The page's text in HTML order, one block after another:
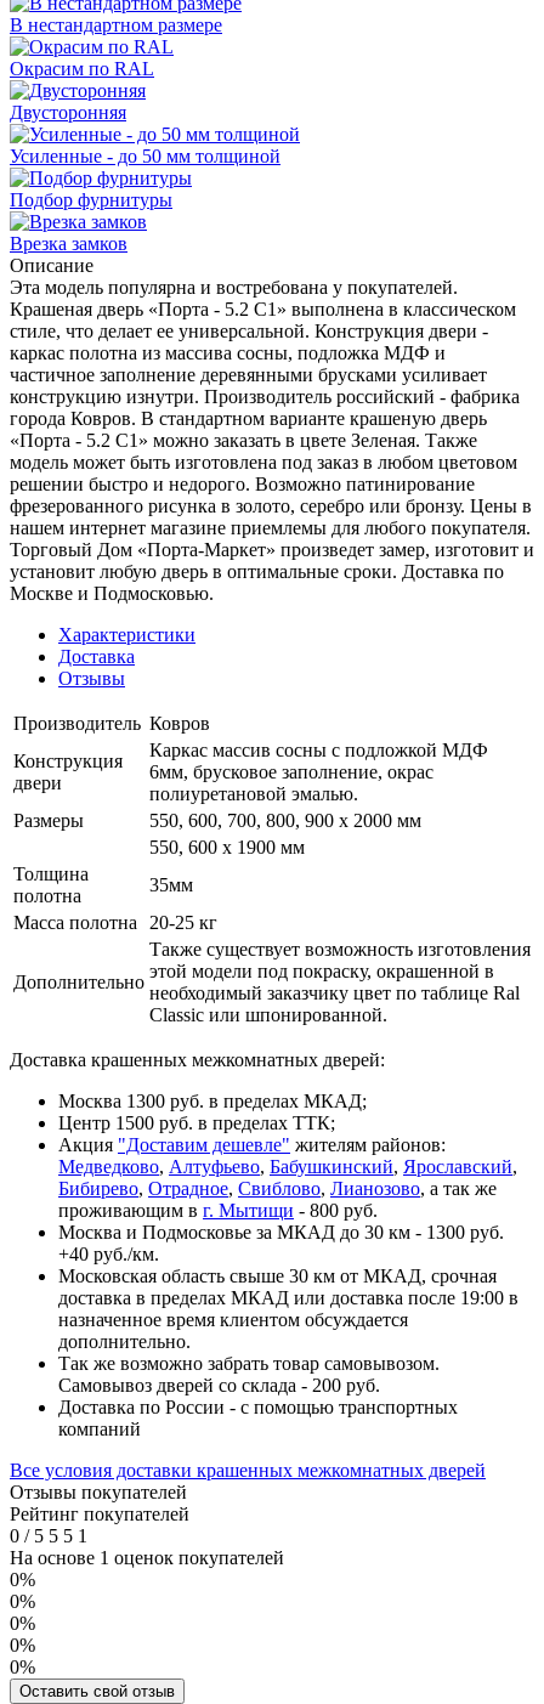
В нестандартном размере
Окрасим по RAL
Двусторонняя
Усиленные - до 50 мм толщиной
Подбор фурнитуры
Врезка замков
Описание
Эта модель популярна и востребована у покупателей.
Крашеная дверь «Порта - 5.2 С1» выполнена в классическом
стиле, что делает ее универсальной. Конструкция двери -
каркас полотна из массива сосны, подложка МДФ и
частичное заполнение деревянными брусками усиливает
конструкцию изнутри. Производитель российский - фабрика
города Ковров. В стандартном варианте крашеную дверь
«Порта - 5.2 С1» можно заказать в цвете Зеленая. Также
модель может быть изготовлена под заказ в любом цветовом
решении быстро и недорого. Возможно патинирование
фрезерованного рисунка в золото, серебро или бронзу. Цены в
нашем интернет магазине приемлемы для любого покупателя.
Торговый Дом «Порта-Маркет» произведет замер, изготовит и
установит любую дверь в оптимальные сроки. Доставка по
Москве и Подмосковью.
Характеристики
Доставка
Отзывы
Производитель Ковров
Конструкция
двери
Каркас массив сосны с подложкой МДФ
6мм, брусковое заполнение, окрас
полиуретановой эмалью.
Размеры
550, 600, 700, 800, 900 x 2000 мм
550, 600 х 1900 мм
Толщина
полотна
35мм
Масса полотна
20-25 кг
Дополнительно
Также существует возможность изготовления
этой модели под покраску, окрашенной в
необходимый заказчику цвет по таблице Ral
Classic или шпонированной.
Доставка крашенных межкомнатных дверей:
Москва 1300 руб. в пределах МКАД;
Центр 1500 руб. в пределах ТТК;
Акция "Доставим дешевле" жителям районов:
Медведково, Алтуфьево, Бабушкинский, Ярославский,
Бибирево, Отрадное, Свиблово, Лианозово, а так же
проживающим в г. Мытищи - 800 руб.
Москва и Подмосковье за МКАД до 30 км - 1300 руб.
+40 руб./км.
Московская область свыше 30 км от МКАД, срочная
доставка в пределах МКАД или доставка после 19:00 в
назначенное время клиентом обсуждается
дополнительно.
Так же возможно забрать товар самовывозом.
Самовывоз дверей со склада - 200 руб.
Доставка по России - с помощью транспортных
компаний
Все условия доставки крашенных межкомнатных дверей
Отзывы покупателей
Рейтинг покупателей
0 /5 5 5 1
На основе 1 оценок покупателей
0%
0%
0%
0%
0%
Оставить свой отзыв